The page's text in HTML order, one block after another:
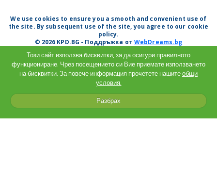
We use cookies to ensure you a smooth and convenient use of
the site. By subsequent use of the site, you agree to our cookie
policy.
© 2026 KPD.BG - Поддръжка отWebDreams.bg
Този сайт използва бисквитки, за да осигури правилното
функциониране. Чрез посещението си Вие приемате използването
на бисквитки. За повече информация прочетете нашитеобщи
условия.
Разбрах